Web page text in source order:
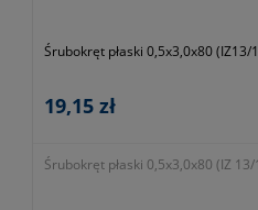
Śrubokręt płaski 0,5x3,0x80 (IZ13/
19,15 zł
Śrubokręt płaski 0,5x3,0x80 (IZ 13/